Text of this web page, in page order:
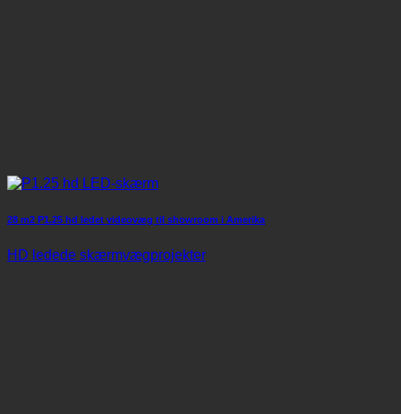
28 m2 P1.25 hd ledet videovæg til showroom i Amerika
HD ledede skærmvægprojekter